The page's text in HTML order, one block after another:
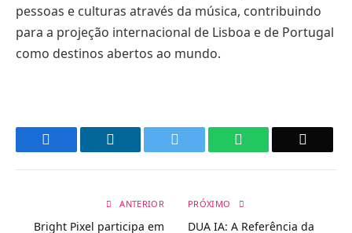
pessoas e culturas através da música, contribuindo
para a projeção internacional de Lisboa e de Portugal
como destinos abertos ao mundo.
WhatsApp
ANTERIOR
Bright Pixel participa em
PRÓXIMO
DUA IA: A Referência da